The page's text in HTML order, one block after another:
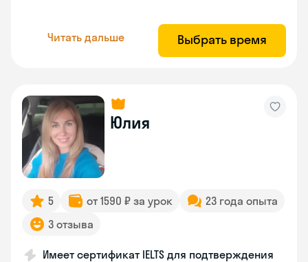
Читать дальше Выбрать время
Юлия
5 от 1590 ₽ за урок
23 года опыта
3 отзыва
Имеет сертификат IELTS для подтверждения